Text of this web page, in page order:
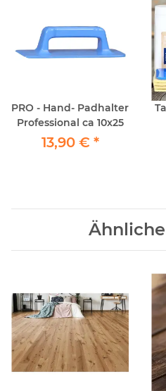
PRO - Hand- Padhalter
Professional ca 10x25
13,90 € *